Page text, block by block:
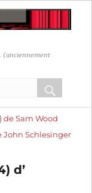
(anciennement
OK
de Sam Wood
John Schlesinger
d’